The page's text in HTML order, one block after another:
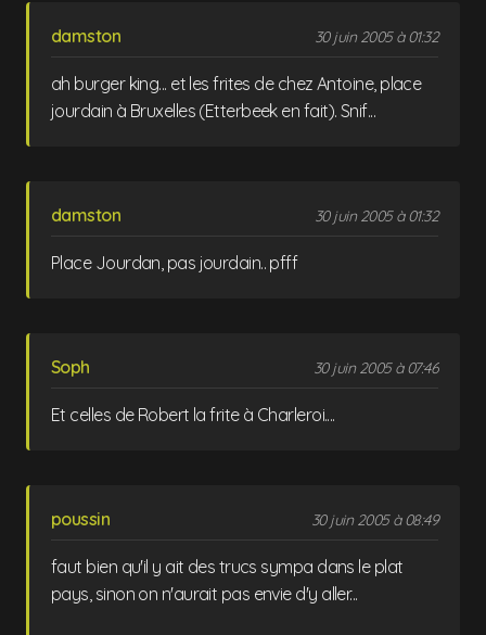
damston 30 juin 2005 à 01:32
ah burger king... et les frites de chez Antoine, place
jourdain à Bruxelles (Etterbeek en fait). Snif...
damston 30 juin 2005 à 01:32
Place Jourdan, pas jourdain.. pfff
Soph 30 juin 2005 à 07:46
Et celles de Robert la frite à Charleroi....
poussin 30 juin 2005 à 08:49
faut bien qu'il y ait des trucs sympa dans le plat
pays, sinon on n'aurait pas envie d'y aller...